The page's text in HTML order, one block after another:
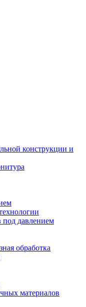
конструкции и
под давлением
обработка
материалов